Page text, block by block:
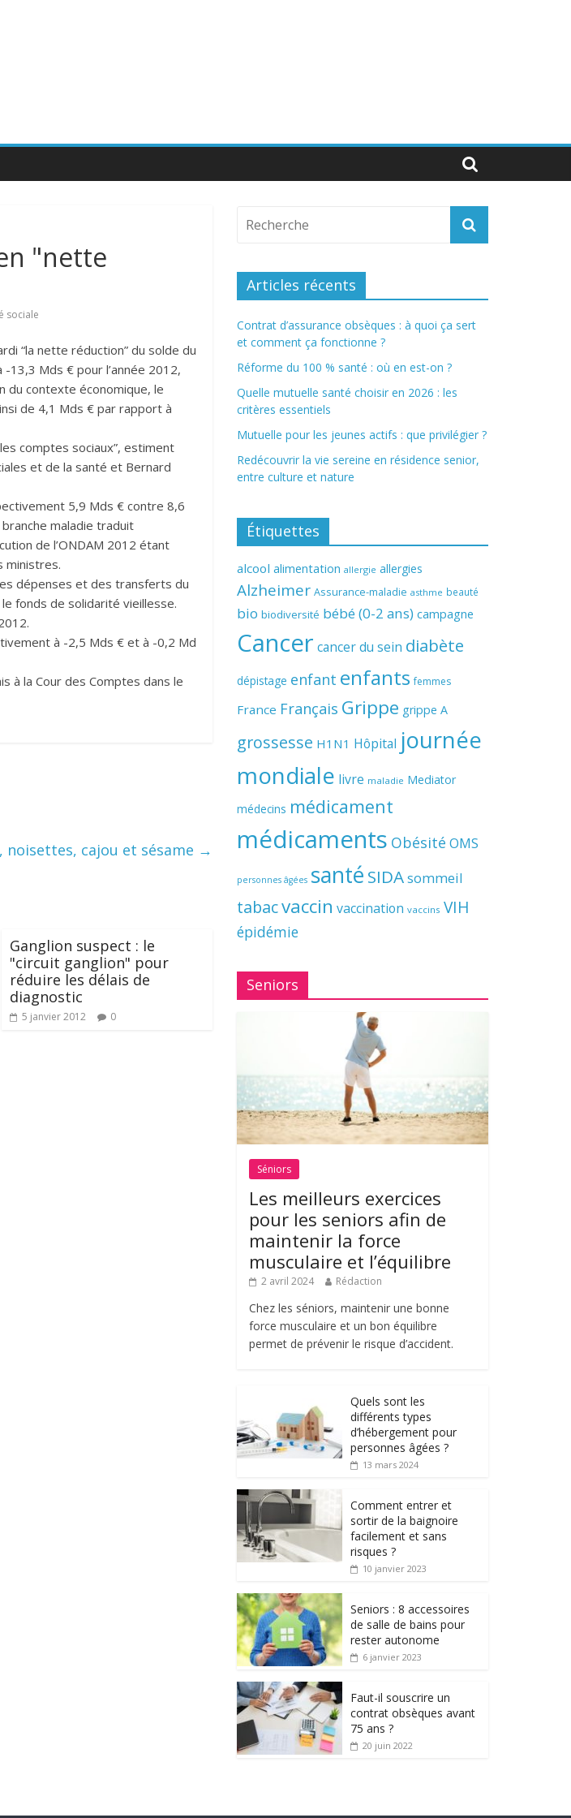
"nette
sociale
“la nette réduction” du solde du
13,3 Mds € pour l’année 2012,
du contexte économique, le
de 4,1 Mds € par rapport à
comptes sociaux”, estiment
et de la santé et Bernard
5,9 Mds € contre 8,6
maladie traduit
de l’ONDAM 2012 étant
ministres.
dépenses et des transferts du
fonds de solidarité vieillesse.
à -2,5 Mds € et à -0,2 Md
à la Cour des Comptes dans le
noisettes, cajou et sésame →
Ganglion suspect : le
"circuit ganglion" pour
réduire les délais de
diagnostic
5 janvier 2012 0
Articles récents
Contrat d’assurance obsèques : à quoi ça sert
et comment ça fonctionne ?
Réforme du 100 % santé : où en est-on ?
Quelle mutuelle santé choisir en 2026 : les
critères essentiels
Mutuelle pour les jeunes actifs : que privilégier ?
Redécouvrir la vie sereine en résidence senior,
entre culture et nature
Étiquettes
alcool alimentation allergie allergies
Alzheimer Assurance-maladie asthme beauté
bio biodiversité bébé (0-2 ans) campagne
Cancer cancer du sein diabète
dépistage enfant enfants femmes
France Français Grippe grippe A
grossesse H1N1 Hôpital journée
mondiale livre maladie Mediator
médecins médicament
médicaments Obésité OMS
personnes âgées santé SIDAsommeil
tabacvaccin vaccination vaccins VIH
épidémie
Seniors
Séniors
Les meilleurs exercices
pour les seniors afin de
maintenir la force
musculaire et l’équilibre
2 avril 2024 Rédaction
Chez les séniors, maintenir une bonne
force musculaire et un bon équilibre
permet de prévenir le risque d’accident.
Quels sont les
différents types
d’hébergement pour
personnes âgées ?
13 mars 2024
Comment entrer et
sortir de la baignoire
facilement et sans
risques ?
10 janvier 2023
Seniors : 8 accessoires
de salle de bains pour
rester autonome
6 janvier 2023
Faut-il souscrire un
contrat obsèques avant
75 ans ?
20 juin 2022